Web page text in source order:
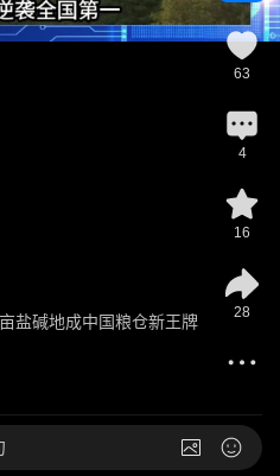
盐碱地成中国粮仓新王牌
63
4
16
28